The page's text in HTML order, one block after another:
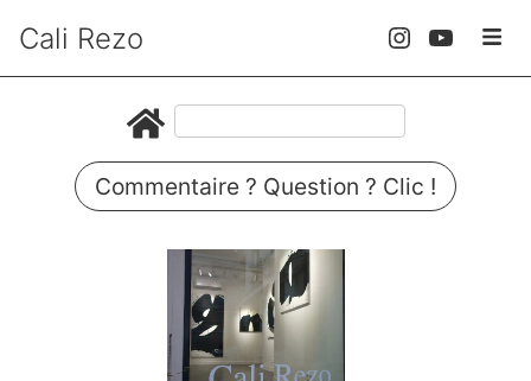
Cali Rezo
Commentaire ? Question ? Clic !